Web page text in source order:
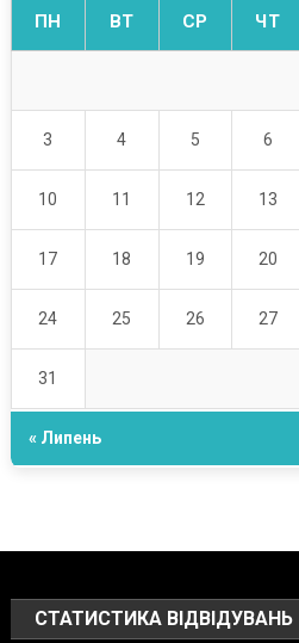
ПН ВТ СР ЧТ
3 4 5 6
10 11 12 13
17 18 19 20
24 25 26 27
31
« Липень
СТАТИСТИКА ВІДВІДУВАНЬ